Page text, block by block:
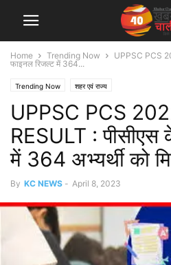
Home Trending Now
UPPSC PCS
फाइनल रिजल्ट में 364...
Trending Now शहर एवं राज्य
UPPSC PCS
RESULT :
में 364 अभ्यर्थी को
By KC NEWS - April 8, 2023